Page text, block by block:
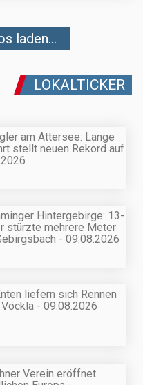
laden...
LOKALTICKER
am Attersee: Lange
stellt neuen Rekord auf
Hintergebirge: 13-
stürzte mehrere Meter
- 09.08.2026
liefern sich Rennen
- 09.08.2026
Verein eröffnet